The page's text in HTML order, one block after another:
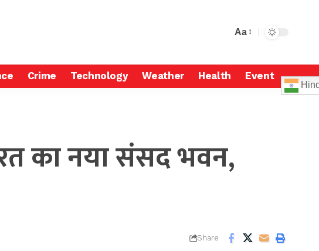
Aa
Crime Technology Weather Health Event
का नया संसद भवन,
Share